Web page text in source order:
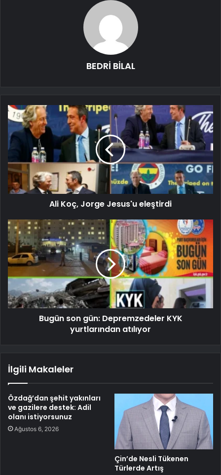
BEDRİ BİLAL
Ali Koç, Jorge Jesus'u eleştirdi
Bugün son gün: Depremzedeler KYK
yurtlarından atılıyor
İlgili Makaleler
Özdağ’dan şehit yakınları
ve gazilere destek: Adil
olanı istiyorsunuz
Ağustos 6, 2026
Çin’de Nesli Tükenen
Türlerde Artış